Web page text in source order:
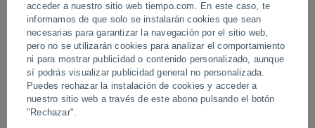
acceder a nuestro sitio web tiempo.com. En este caso, te
informamos de que solo se instalarán cookies que sean
necesarias para garantizar la navegación por el sitio web,
pero no se utilizarán cookies para analizar el comportamiento
ni para mostrar publicidad o contenido personalizado, aunque
sí podrás visualizar publicidad general no personalizada.
Puedes rechazar la instalación de cookies y acceder a
nuestro sitio web a través de este abono pulsando el botón
"Rechazar".
El tifón Dolphin azota varias zonas de
China.
Un tornado azota Piraí